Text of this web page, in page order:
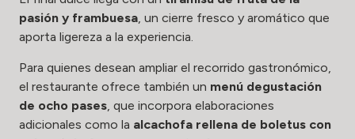
pasión y frambuesa , un cierre fresco y aromático que
aporta ligereza a la experiencia.
Para quienes desean ampliar el recorrido gastronómico,
el restaurante ofrece también un menú degustación
de ocho pases , que incorpora elaboraciones
adicionales como la alcachofa rellena de boletus con